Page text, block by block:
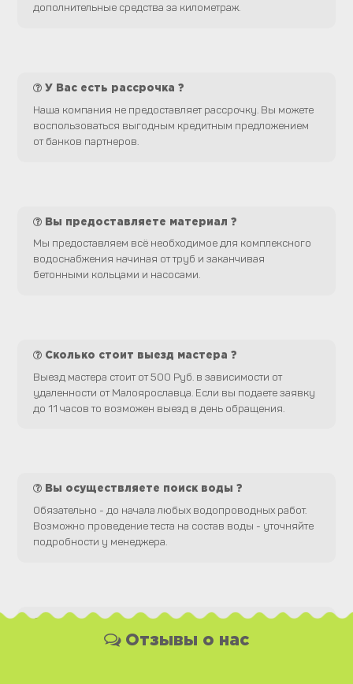
дополнительные средства за километраж.
У Вас есть рассрочка ?
Наша компания не предоставляет рассрочку. Вы можете
воспользоваться выгодным кредитным предложением
от банков партнеров.
Вы предоставляете материал ?
Мы предоставляем всё необходимое для комплексного
водоснабжения начиная от труб и заканчивая
бетонными кольцами и насосами.
Сколько стоит выезд мастера ?
Выезд мастера стоит от 500 Руб. в зависимости от
удаленности от Малоярославца. Если вы подаете заявку
до 11 часов то возможен выезд в день обращения.
Вы осуществляете поиск воды ?
Обязательно - до начала любых водопроводных работ.
Возможно проведение теста на состав воды - уточняйте
подробности у менеджера.
Вы можете оплатить наши услуги и необходимые
Отзывы о нас